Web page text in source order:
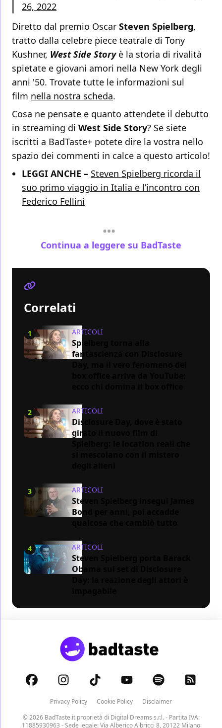
26, 2022
Diretto dal premio Oscar Steven Spielberg,
tratto dalla celebre piece teatrale di Tony
Kushner, West Side Storyè la storia di rivalità
spietate e giovani amori nella New York degli
anni '50. Trovate tutte le informazioni sul
film nella nostra scheda.
Cosa ne pensate e quanto attendete il debutto
in streaming di West Side Story? Se siete
iscritti a BadTaste+ potete dire la vostra nello
spazio dei commenti in calce a questo articolo!
LEGGI ANCHE – Steven Spielberg ricorda il
suo primo viaggio in Italia e l’incontro con
Federico Fellini
Continua a leggere su BadTaste
Correlati
1 ARTICOLI
Spielberg torna alla
fantascienza con Disclosure
2 ARTICOLI
Disclosure Day, dove è stato
girato il nuovo film di
3 ARTICOLI
Steven Spielberg inseguì James
Bond per anni, poi accadde
4 ARTICOLI
Steven Spielberg porta Barack
Obama sul set di Disclosure
Privacy Policy Cookie Policy
Disclaimer
© 2026 BadTaste.it proprietà di Digital Dreams s.r.l.- Partita IVA:
11885930963 - Sede legale: Via Alberico Albricci 8, 20122 Milano